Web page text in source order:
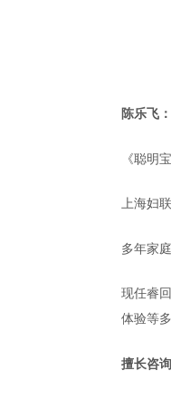
陈乐飞：
《聪明
上海妇
多年家
现任睿
体验等
擅长咨